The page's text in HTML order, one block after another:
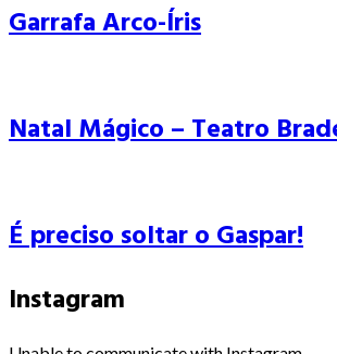
Garrafa Arco-Íris
Natal Mágico – Teatro
É preciso soltar o Gaspar!
Instagram